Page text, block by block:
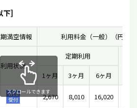
下]
満空情報 利用料金（一般）（円）
利用状況
定期利用
1ヶ月
3ヶ月 6ヶ月
WEB
受付
2,670 8,010 16,020
スクロールできます